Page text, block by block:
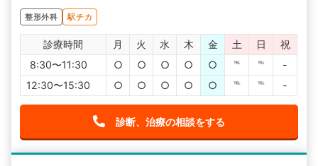
整形外科 駅チカ
診療時間 月 火 水 木 金 土 日
祝
8:30〜11:30
○ ○ ○ ○ ○ ℡ ℡
-
12:30〜15:30
○ ○ ○ ○ ○ ℡ ℡ -
診断、治療の相談をする